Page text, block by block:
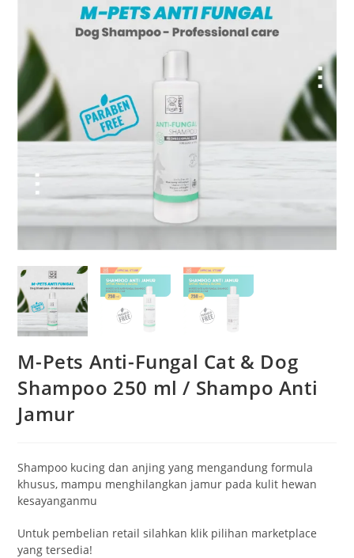
M-Pets Anti-Fungal Cat & Dog
Shampoo 250 ml / Shampo Anti
Jamur
Shampoo kucing dan anjing yang mengandung formula
khusus, mampu menghilangkan jamur pada kulit hewan
kesayanganmu
Untuk pembelian retail silahkan klik pilihan marketplace
yang tersedia!